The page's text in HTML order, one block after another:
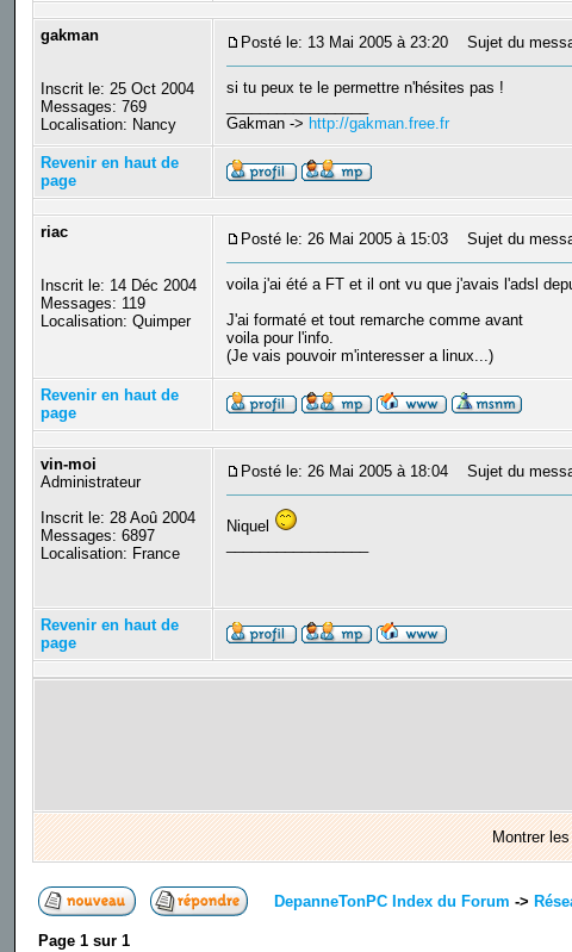
gakman
Inscrit le: 25 Oct 2004
Messages: 769
Localisation: Nancy
Posté le: 13 Mai 2005 à 23:20 Sujet du
si tu peux te le permettre n'hésites pas !
Gakman -> http://gakman.free.fr
Revenir en haut de
page
riac
Inscrit le: 14 Déc 2004
Messages: 119
Localisation: Quimper
Posté le: 26 Mai 2005 à 15:03 Sujet du
voila j'ai été a FT et il ont vu que j'avais l'adsl
J'ai formaté et tout remarche comme avant
voila pour l'info.
(Je vais pouvoir m'interesser a linux...)
Revenir en haut de
page
vin-moi
Administrateur
Inscrit le: 28 Aoû 2004
Messages: 6897
Localisation: France
Posté le: 26 Mai 2005 à 18:04 Sujet du
Niquel
Revenir en haut de
page
Montrer
DepanneTonPC Index du Forum ->
Page 1sur 1